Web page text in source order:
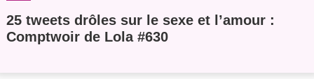
25 tweets drôles sur le sexe et l’amour :
Comptwoir de Lola #630